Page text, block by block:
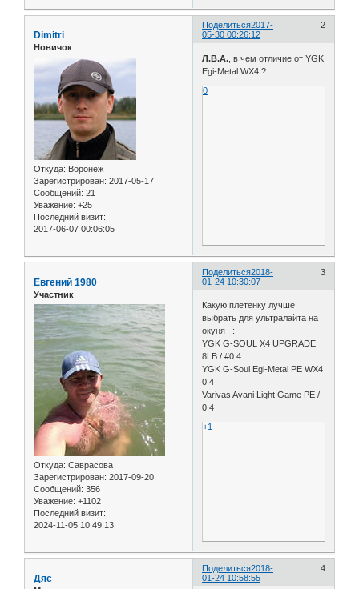
Поделиться 2
2017-
05-30 00:26:12
Dimitri
Новичок
Откуда: Воронеж
Зарегистрирован: 2017-05-17
Сообщений: 21
Уважение: +25
Последний визит:
2017-06-07 00:06:05
Л.В.А. , в чем отличие от YGK
Egi-Metal WX4 ?
0
Поделиться 3
2018-
01-24 10:30:07
Евгений 1980
Участник
Откуда: Саврасова
Зарегистрирован: 2017-09-20
Сообщений: 356
Уважение: +1102
Последний визит:
2024-11-05 10:49:13
Какую плетенку лучше
выбрать для ультралайта на
окуня :
YGK G-SOUL X4 UPGRADE
8LB / #0.4
YGK G-Soul Egi-Metal PE WX4
0.4
Varivas Avani Light Game PE /
0.4
+1
Поделиться 4
2018-
01-24 10:58:55
Дяс